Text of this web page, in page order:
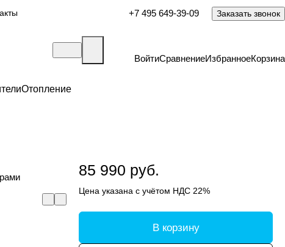
+7 495 649-39-09 Заказать звонок
ВойтиСравнениеИзбранноеКорзина
Отопление
85 990 руб.
Цена указана с учётом НДС 22%
В корзину